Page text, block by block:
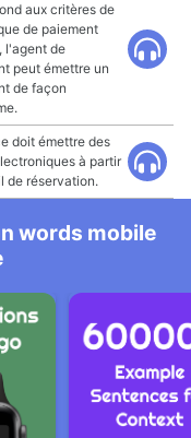
aux critères de
de paiement
l'agent de
peut émettre un
de façon
doit émettre des
à partir
de réservation.
words mobile